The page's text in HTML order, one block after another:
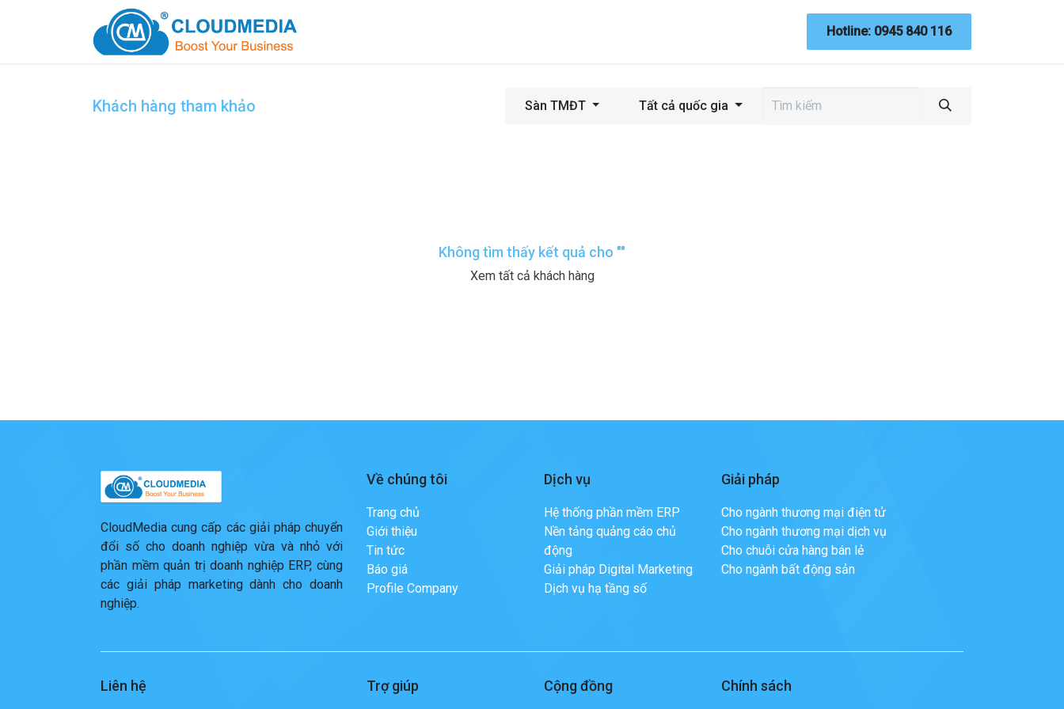
Liên hệ Giao diện Web
Hotline: 0945 840 116
Khách hàng tham khảo Sàn TMĐT Tất cả quốc gia
Không tìm thấy kết quả cho ""
Xem tất cả khách hàng
CloudMedia cung cấp các giải pháp chuyển
đổi số cho doanh nghiệp vừa và nhỏ với
phần mềm quản trị doanh nghiệp ERP, cùng
các giải pháp marketing dành cho doanh
nghiệp.
Về chúng tôi
Trang chủ
Giới thiệu
Tin tức
Báo giá
Profile Company
Dịch vụ
Hệ thống phần mềm ERP
Nền tảng quảng cáo chủ
động
Giải pháp Digital Marketing
Dịch vụ hạ tầng số
Giải pháp
Cho ngành thương mại điện tử
Cho ngành thương mại dịch vụ
Cho chuỗi cửa hàng bán lẻ
Cho ngành bất động sản
Liên hệ Trợ giúp Cộng đồng Chính sách